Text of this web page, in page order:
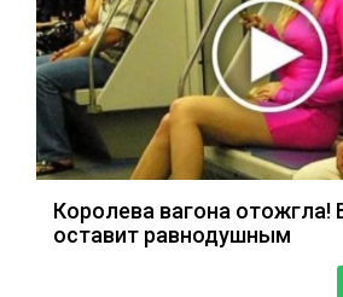
Королева вагона отожгла!
оставит равнодушным